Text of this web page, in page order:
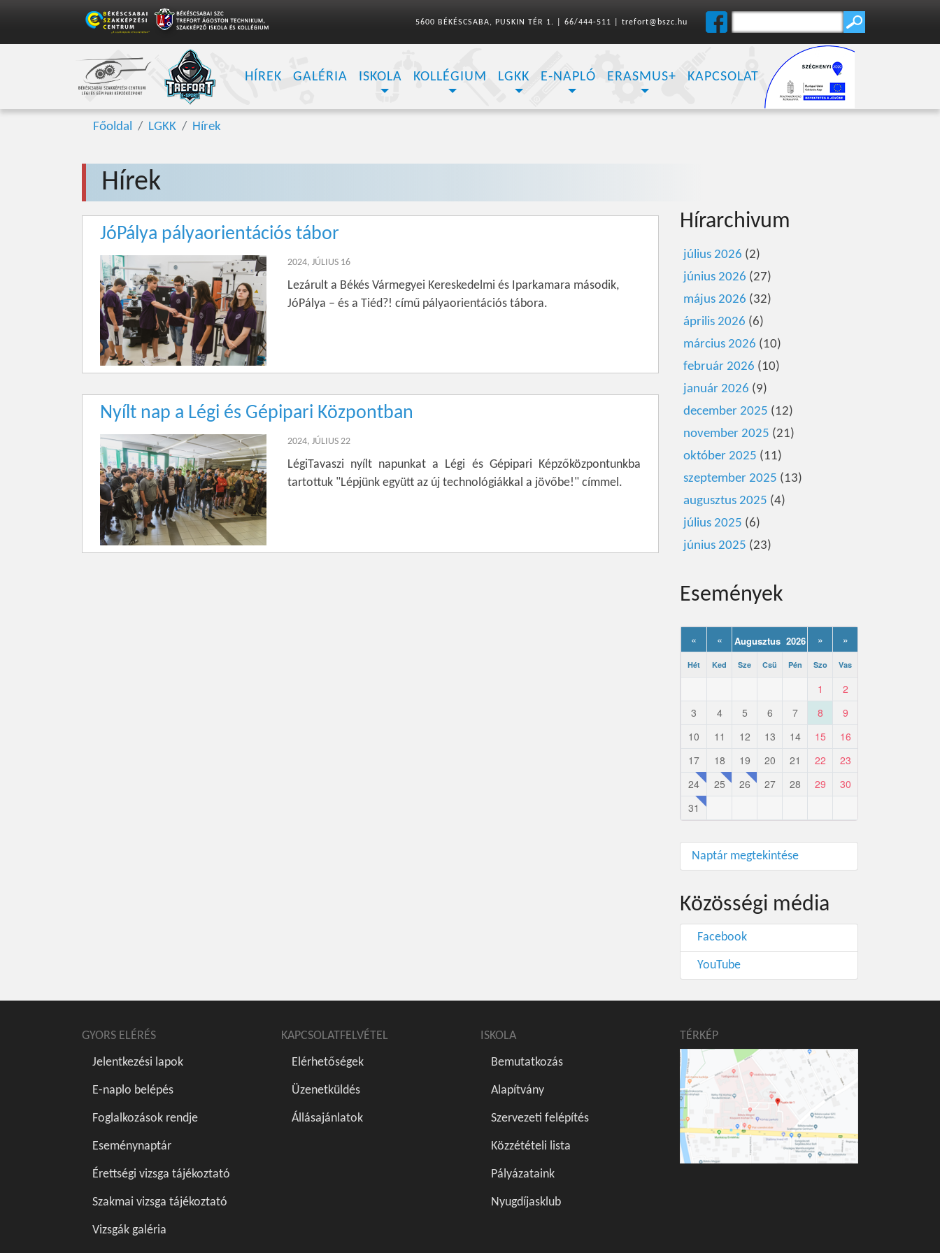
5600 BÉKÉSCSABA, PUSKIN TÉR 1. 66/444-511 trefort@bszc.hu
HÍREK GALÉRIA ISKOLA KOLLÉGIUM LGKK E-NAPLÓ ERASMUS+ KAPCSOLAT
Főoldal LGKK Hírek
Hírek
JóPálya pályaorientációs tábor
2024, JÚLIUS 16
Lezárult a Békés Vármegyei Kereskedelmi és Iparkamara második,
JóPálya – és a Tiéd?! című pályaorientációs tábora.
Nyílt nap a Légi és Gépipari Központban
2024, JÚLIUS 22
LégiTavaszi nyílt napunkat a Légi és Gépipari Képzőközpontunkba
tartottuk "Lépjünk együtt az új technológiákkal a jövőbe!" címmel.
Hírarchivum
július 2026 (2)
június 2026 (27)
május 2026 (32)
április 2026 (6)
március 2026 (10)
február 2026 (10)
január 2026 (9)
december 2025 (12)
november 2025 (21)
október 2025 (11)
szeptember 2025 (13)
augusztus 2025 (4)
július 2025 (6)
június 2025 (23)
Események
« « Augusztus 2026 » »
Hét Ked Sze Csü Pén Szo Vas
1
2
3
4 5 6 7 8
9
10
11 12 13 14 15
16
17
18 19 20 21 22
23
24
25 26 27 28 29
30
31
Naptár megtekintése
Közösségi média
Facebook
YouTube
GYORS ELÉRÉS
Jelentkezési lapok
E-naplo belépés
Foglalkozások rendje
Eseménynaptár
Érettségi vizsga tájékoztató
Szakmai vizsga tájékoztató
Vizsgák galéria
KAPCSOLATFELVÉTEL
Elérhetőségek
Üzenetküldés
Állásajánlatok
ISKOLA
Bemutatkozás
Alapítvány
Szervezeti felépítés
Közzétételi lista
Pályázataink
Nyugdíjasklub
TÉRKÉP